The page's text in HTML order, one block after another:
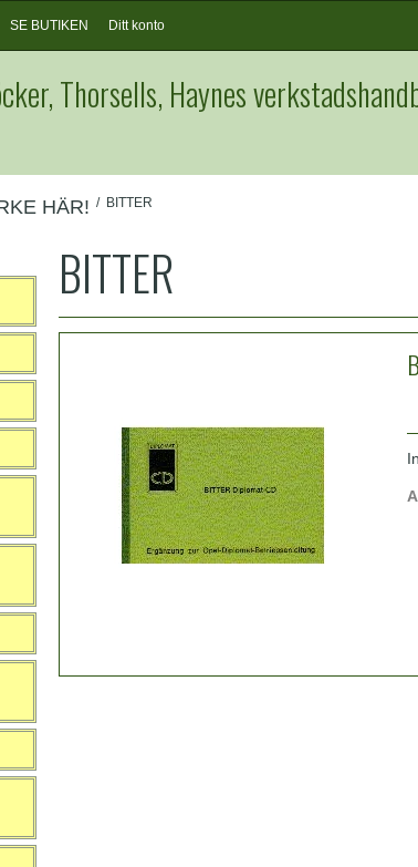
SE BUTIKEN Ditt konto
Thorsells, Haynes
HÄR! / BITTER
BITTER